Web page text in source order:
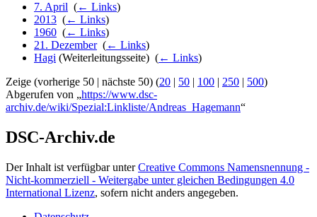
7. April (← Links)
2013 (← Links)
1960 (← Links)
21. Dezember‎ (← Links)
Hagi (Weiterleitungsseite) ‎ (← Links)
Zeige (vorherige 50 | nächste 50) (20 | 50 | 100 | 250 | 500)
Abgerufen von „https://www.dsc-
archiv.de/wiki/Spezial:Linkliste/Andreas_Hagemann“
DSC-Archiv.de
Der Inhalt ist verfügbar unterCreative Commons Namensnennung -
Nicht-kommerziell - Weitergabe unter gleichen Bedingungen 4.0
International Lizenz, sofern nicht anders angegeben.